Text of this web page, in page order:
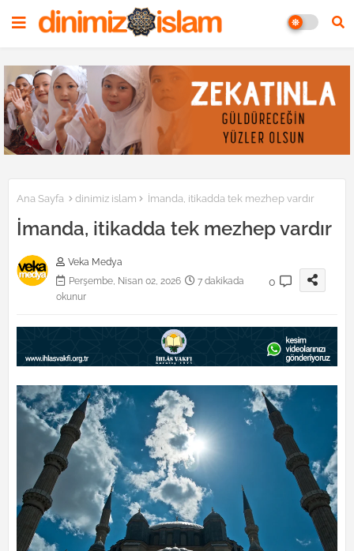
Ana Sayfa dinimiz islam İmanda, itikadda tek mezhep vardır
İmanda, itikadda tek mezhep vardır
Veka Medya
Perşembe, Nisan 02, 2026
7 dakikada
okunur
0